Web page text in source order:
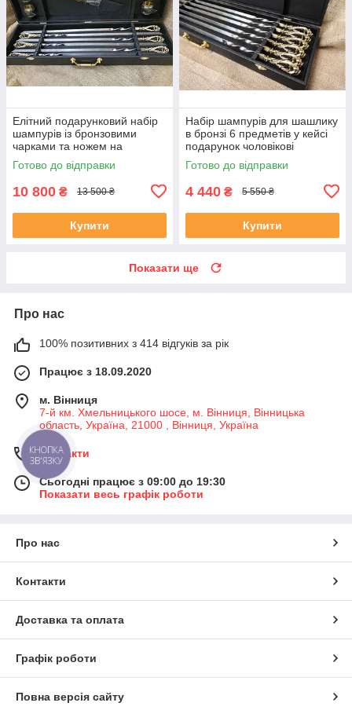
Елітний подарунковий набір
шампурів із бронзовими
чарками та ножем на
подарунок директору
Готово до відправки
10 800 ₴ 13 500 ₴
Купити
Набір шампурів для шашлику
в бронзі 6 предметів у кейсі
подарунок чоловікові
Готово до відправки
4 440 ₴ 5 550 ₴
Купити
Показати ще
Про нас
100% позитивних з 414 відгуків за рік
Працює з 18.09.2020
м. Вінниця
7-й км. Хмельницького шосе, м. Вінниця, Вінницька
область, Україна, 21000 , Вінниця, Україна
Контакти
Сьогодні працює з 09:00 до 19:30
Показати весь графік роботи
Про нас
Контакти
Доставка та оплата
Графік роботи
Повна версія сайту
КНОПКА
ЗВ'ЯЗКУ